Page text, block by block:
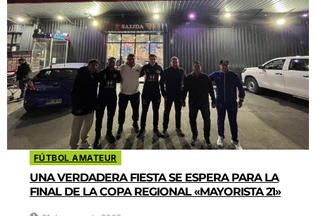
FÚTBOL AMATEUR
UNA VERDADERA FIESTA SE ESPERA PARA LA
FINAL DE LA COPA REGIONAL «MAYORISTA 21»